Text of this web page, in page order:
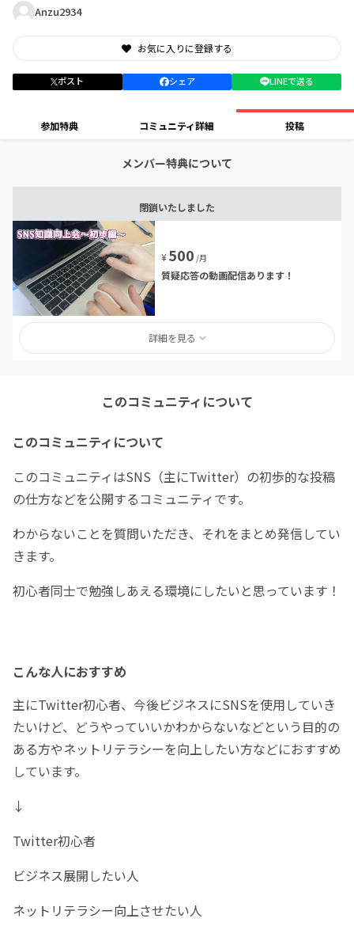
Anzu2934
お気に入りに登録する
ポスト シェア LINEで送る
参加特典 コミュニティ詳細 投稿
メンバー特典について
閉鎖いたしました
¥500 /月
質疑応答の動画配信あります！
詳細を見る
このコミュニティについて
このコミュニティについて
このコミュニティはSNS（主にTwitter）の初歩的な投稿
の仕方などを公開するコミュニティです。
わからないことを質問いただき、それをまとめ発信してい
きます。
初心者同士で勉強しあえる環境にしたいと思っています！
こんな人におすすめ
主にTwitter初心者、今後ビジネスにSNSを使用していき
たいけど、どうやっていいかわからないなどという目的の
ある方やネットリテラシーを向上したい方などにおすすめ
しています。
↓
Twitter初心者
ビジネス展開したい人
ネットリテラシー向上させたい人